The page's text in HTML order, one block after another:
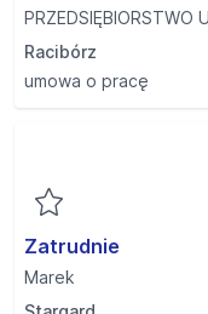
PRZEDSIĘBIORSTWO
Racibórz
umowa o pracę
Zatrudnie
Marek